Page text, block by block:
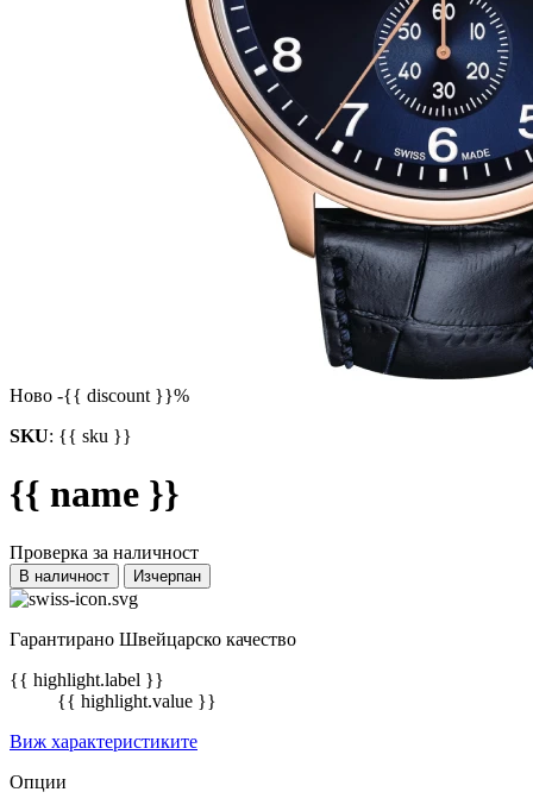
Ново -{{ discount }}%
SKU: {{ sku }}
{{ name }}
Проверка за наличност
В наличност Изчерпан
Гарантирано Швейцарско качество
{{ highlight.label }}
{{ highlight.value }}
Виж характеристиките
Опции